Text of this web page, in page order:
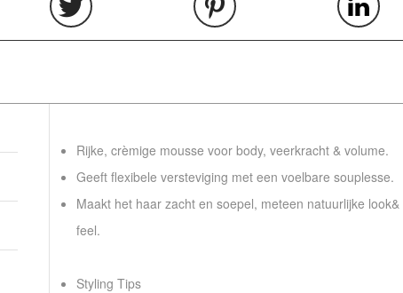
Rijke, crèmige mousse voor body, veerkracht & volume.
Geeft flexibele versteviging met een voelbare souplesse.
Maakt het haar zacht en soepel, meteen natuurlijke look&
feel.
Styling Tips